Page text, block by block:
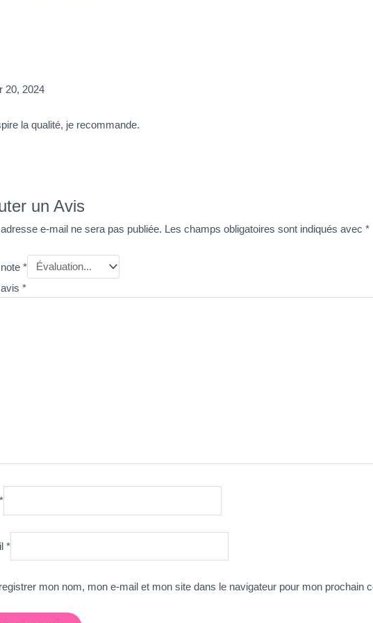
20, 2024
la qualité, je recommande.
un Avis
e-mail ne sera pas publiée. Les champs obligatoires sont indiqués avec*
note*
avis*
*
*
mon nom, mon e-mail et mon site dans le navigateur pour mon prochain